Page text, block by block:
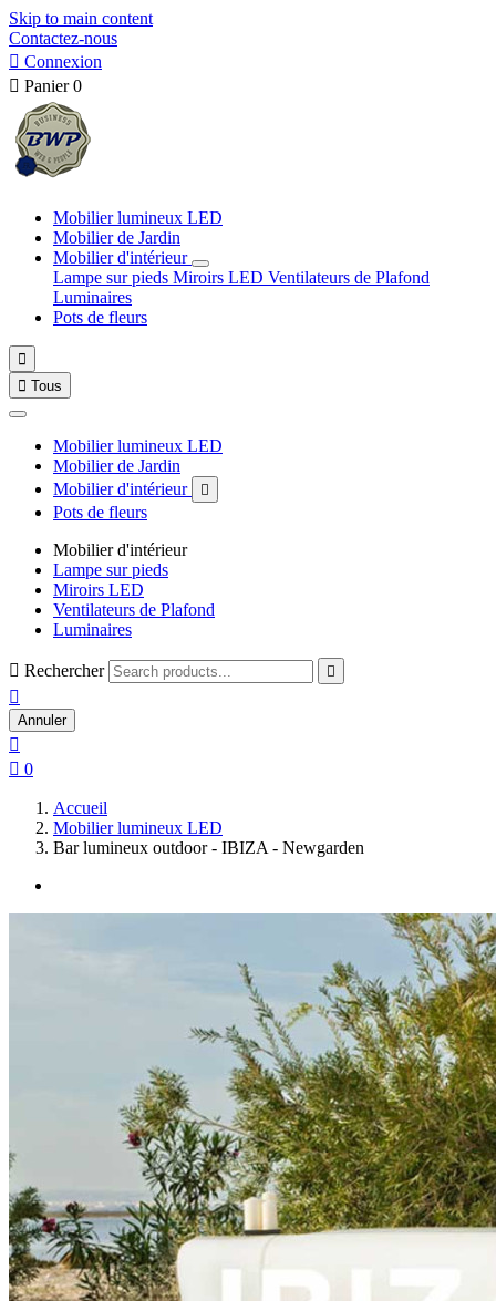
Skip to main content
Contactez-nous
 Connexion
 Panier 0
Mobilier lumineux LED
Mobilier de Jardin
Mobilier d'intérieur
Lampe sur pieds Miroirs LED Ventilateurs de Plafond
Luminaires
Pots de fleurs

 Tous
Mobilier lumineux LED
Mobilier de Jardin
Mobilier d'intérieur

Pots de fleurs
Mobilier d'intérieur
Lampe sur pieds
Miroirs LED
Ventilateurs de Plafond
Luminaires
 Rechercher 

Annuler

 0
Accueil
Mobilier lumineux LED
Bar lumineux outdoor - IBIZA - Newgarden